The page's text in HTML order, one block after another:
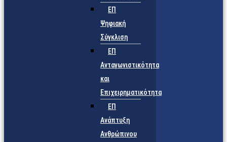
ΕΠ
Ψηφιακή
Σύγκλιση
ΕΠ
Ανταγωνιστικότητα
και
Επιχειρηματικότητα
ΕΠ
Ανάπτυξη
Ανθρώπινου